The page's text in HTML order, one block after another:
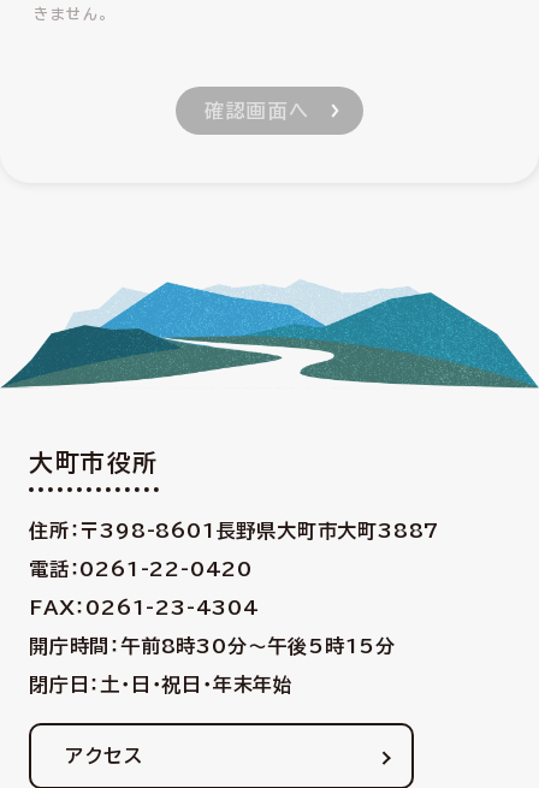
きません。
大町市役所
住所：〒398-8601 長野県大町市大町3887
電話：0261-22-0420
FAX：0261-23-4304
開庁時間：午前8時30分〜午後5時15分
閉庁日：土・日・祝日・年末年始
アクセス